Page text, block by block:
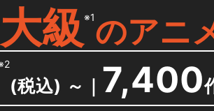
級 ※1のアニ
(税込) ～ ｜ 7,400